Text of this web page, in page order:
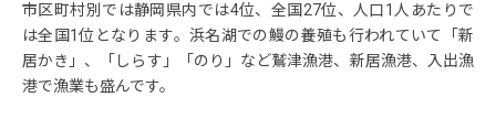
市区町村別では静岡県内では4位、全国27位、人口1人あたりで
は全国1位となります。浜名湖での鰻の養殖も行われていて「新
居かき」、「しらす」「のり」など鷲津漁港、新居漁港、入出漁
港で漁業も盛んです。